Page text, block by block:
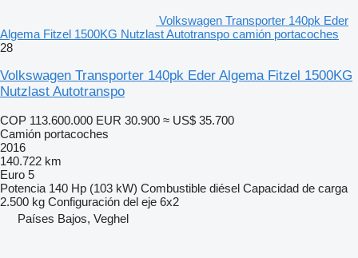
Volkswagen Transporter 140pk Eder
Algema Fitzel 1500KG Nutzlast Autotranspo camión portacoches
28
Volkswagen Transporter 140pk Eder Algema Fitzel 1500KG
Nutzlast Autotranspo
COP 113.600.000 EUR 30.900 ≈ US$ 35.700
Camión portacoches
2016
140.722 km
Euro 5
Potencia 140 Hp (103 kW) Combustible diésel Capacidad de carga
2.500 kg Configuración del eje 6x2
Países Bajos, Veghel